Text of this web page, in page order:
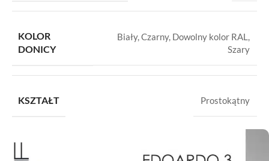
KOLOR
DONICY
Biały, Czarny, Dowolny kolor RAL
Szary
KSZTAŁT Prostokątny